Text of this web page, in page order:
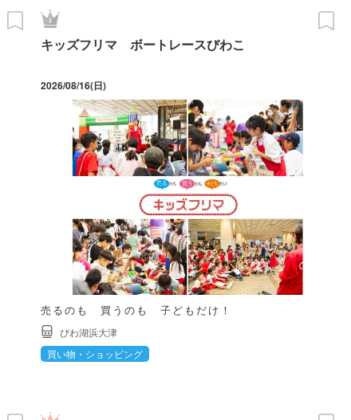
キッズフリマ ボートレースびわこ
2026/08/16(日)
売るのも 買うのも 子どもだけ！
びわ湖浜大津
買い物・ショッピング